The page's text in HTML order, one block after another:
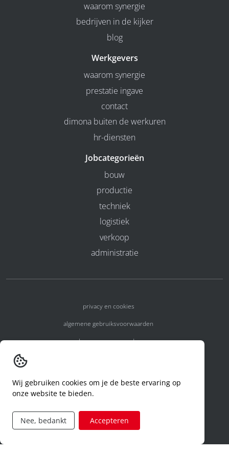
waarom synergie
bedrijven in de kijker
blog
Werkgevers
waarom synergie
prestatie ingave
contact
dimona buiten de werkuren
hr-diensten
Jobcategorieën
bouw
productie
techniek
logistiek
verkoop
administratie
privacy en cookies
algemene gebruiksvoorwaarden
algemene voorwaarden
code of conduct
aanvraag rechten ivm privacy
Wij gebruiken cookies om je de beste ervaring op
onze website te bieden.
Nee, bedankt Accepteren